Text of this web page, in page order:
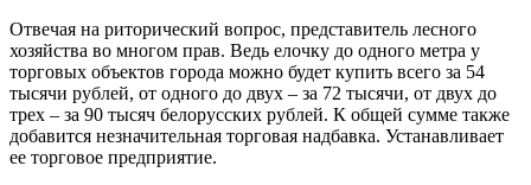
Отвечая на риторический вопрос, представитель лесного
хозяйства во многом прав. Ведь елочку до одного метра у
торговых объектов города можно будет купить всего за 54
тысячи рублей, от одного до двух – за 72 тысячи, от двух до
трех – за 90 тысяч белорусских рублей. К общей сумме также
добавится незначительная торговая надбавка. Устанавливает
ее торговое предприятие.